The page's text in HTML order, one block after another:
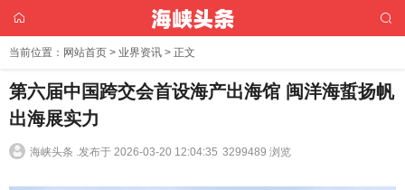
当前位置： 网站首页 > 业界资讯 > 正文
第六届中国跨交会首设海产出海馆 闽洋海蜇扬帆
出海展实力
海峡头条 .发布于 2026-03-20 12:04:35 3299489 浏览